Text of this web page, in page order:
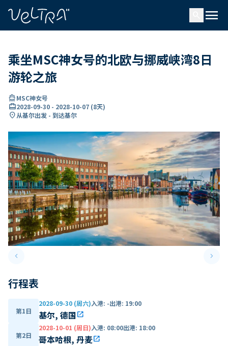
menu
乘坐MSC神女号的北欧与挪威峡湾8日
游轮之旅
directions_boatMSC神女号
card_travel2028-09-30 - 2028-10-07 (8天)
location_on从基尔出发 - 到达基尔
keyboard_arrow_leftPrevious slide keyboard_arrow_right
行程表
第1日
2028-09-30 (周六)入港: -出港: 19:00
基尔, 德国open_in_new
第2日
2028-10-01 (周日)入港: 08:00出港: 18:00
哥本哈根, 丹麦open_in_new